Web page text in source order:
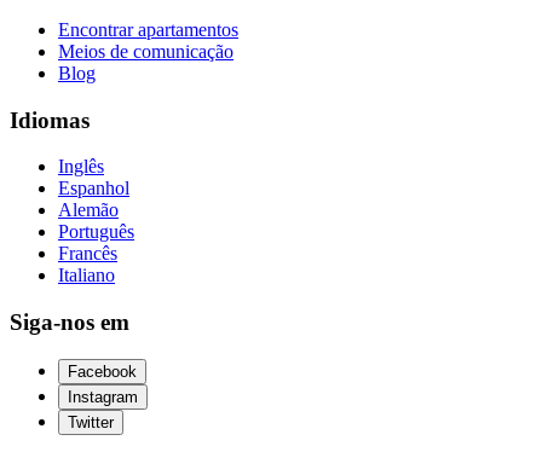
Encontrar apartamentos
Meios de comunicação
Blog
Idiomas
Inglês
Espanhol
Alemão
Português
Francês
Italiano
Siga-nos em
Facebook
Instagram
Twitter